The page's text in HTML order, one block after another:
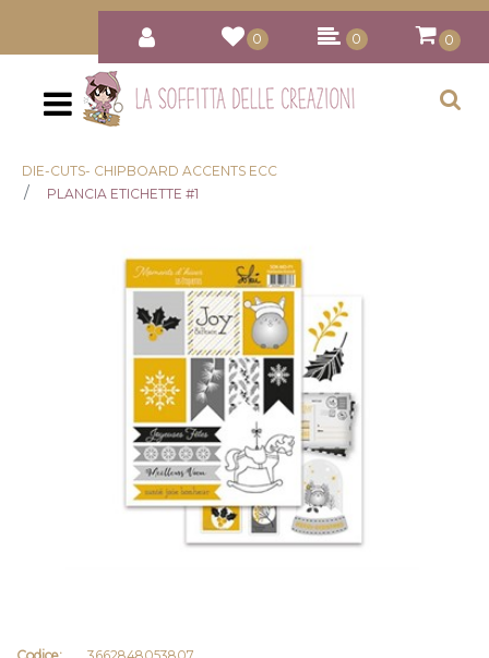
0 0 0
Open
DIE-CUTS- CHIPBOARD ACCENTS ECC
PLANCIA ETICHETTE #1